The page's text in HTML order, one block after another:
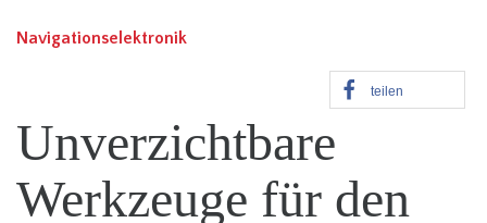
Navigationselektronik
teilen
Unverzichtbare
Werkzeuge für den